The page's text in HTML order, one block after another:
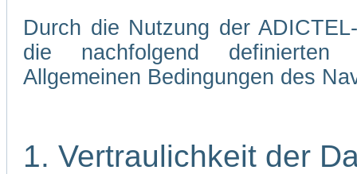
Durch die Nutzung der
die nachfolgend definierten
Allgemeinen Bedingungen des
1. Vertraulichkeit der